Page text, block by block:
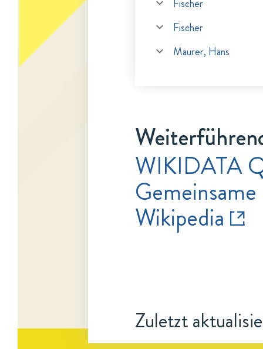
Fischer
Fischer
Maurer, Hans
WIKIDATA
Wikipedia
Zuletzt